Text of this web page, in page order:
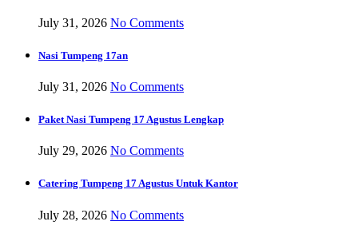
July 31, 2026 No Comments
Nasi Tumpeng 17an
July 31, 2026 No Comments
Paket Nasi Tumpeng 17 Agustus Lengkap
July 29, 2026 No Comments
Catering Tumpeng 17 Agustus Untuk Kantor
July 28, 2026 No Comments